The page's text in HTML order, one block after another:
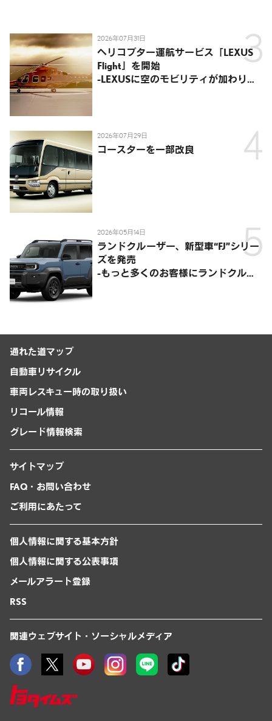
2026年07月31日
ヘリコプター運航サービス「LEXUS
Flight」を開始
-LEXUSに空のモビリティが加わり、
2026年07月29日
コースターを一部改良
2026年05月14日
ランドクルーザー、新型車“FJ”シリー
ズを発売
-もっと多くのお客様にランドクルー
通れた道マップ
自動車リサイクル
車両レスキュー時の取り扱い
リコール情報
グレード情報検索
サイトマップ
FAQ・お問い合わせ
ご利用にあたって
個人情報に関する基本方針
個人情報に関する公表事項
メールアラート登録
RSS
関連ウェブサイト・ソーシャルメディア